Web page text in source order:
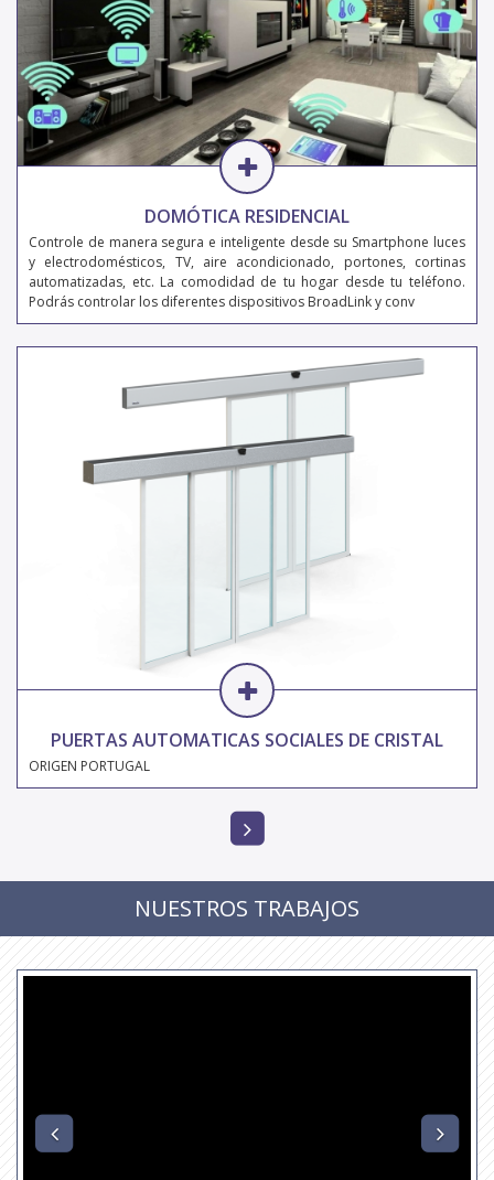
DOMÓTICA RESIDENCIAL
Controle de manera segura e inteligente desde su Smartphone luces
y electrodomésticos, TV, aire acondicionado, portones, cortinas
automatizadas, etc. La comodidad de tu hogar desde tu teléfono.
Podrás controlar los diferentes dispositivos BroadLink y conv
PUERTAS AUTOMATICAS SOCIALES DE CRISTAL
ORIGEN PORTUGAL
NUESTROS TRABAJOS